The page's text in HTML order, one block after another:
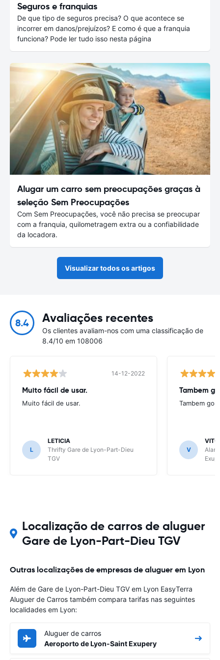
Seguros e franquias
De que tipo de seguros precisa? O que acontece se
incorrer em danos/prejuízos? E como é que a franquia
funciona? Pode ler tudo isso nesta página
Alugar um carro sem preocupações graças à
seleção Sem Preocupações
Com Sem Preocupações, você não precisa se preocupar
com a franquia, quilometragem extra ou a confiabilidade
da locadora.
Visualizar todos os artigos
8.4 Avaliações recentes
Os clientes avaliam-nos com uma classificação de
8.4/10 em 108006
14-12-2022
Muito fácil de usar.
Muito fácil de usar.
L
LETICIA
Thrifty Gare de Lyon-Part-Dieu
TGV
Tambem
Tambem
V
Localização de carros de aluguer
Gare de Lyon-Part-Dieu TGV
Outras localizações de empresas de aluguer em Lyon
Além de Gare de Lyon-Part-Dieu TGV em Lyon EasyTerra
Aluguer de Carros também compara tarifas nas seguintes
localidades em Lyon:
Aluguer de carros
Aeroporto de Lyon-Saint Exupery